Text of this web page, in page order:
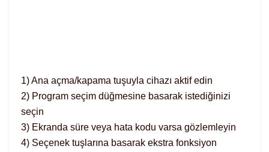
1) Ana açma/kapama tuşuyla cihazı aktif edin
2) Program seçim düğmesine basarak istediğinizi
seçin
3) Ekranda süre veya hata kodu varsa gözlemleyin
4) Seçenek tuşlarına basarak ekstra fonksiyon